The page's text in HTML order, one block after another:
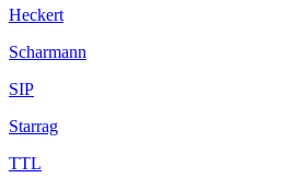
Heckert
Scharmann
SIP
Starrag
TTL